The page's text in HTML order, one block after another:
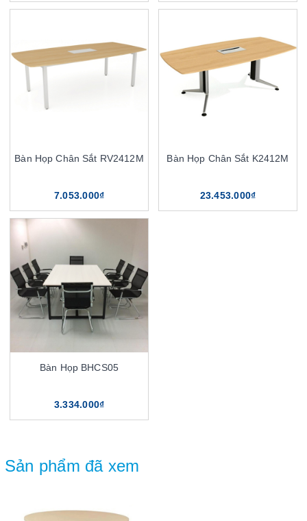
Bàn Họp Chân Sắt RV2412M
7.053.000₫
Bàn Họp Chân Sắt K2412M
23.453.000₫
Bàn Họp BHCS05
3.334.000₫
Sản phẩm đã xem